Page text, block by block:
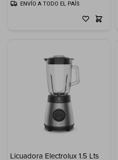
ENVÍO A TODO EL PAÍS
Licuadora Electrolux 1.5 Lts